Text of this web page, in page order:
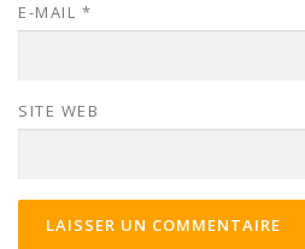
E-MAIL *
SITE WEB